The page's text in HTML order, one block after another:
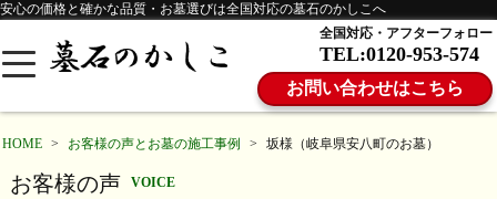
安心の価格と確かな品質・お墓選びは全国対応の墓石のかしこへ
全国対応・アフターフォロー
TEL:0120-953-574
お問い合わせはこちら
HOME > お客様の声とお墓の施工事例 > 坂様（岐阜県安八町のお墓）
お客様の声 VOICE